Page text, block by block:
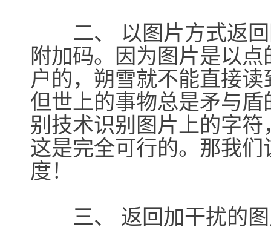
二、 以图片方式返回
附加码。因为图片是以
户的，朔雪就不能直接
但世上的事物总是矛与
别技术识别图片上的字
这是完全可行的。那我
度！
三、 返回加干扰的图